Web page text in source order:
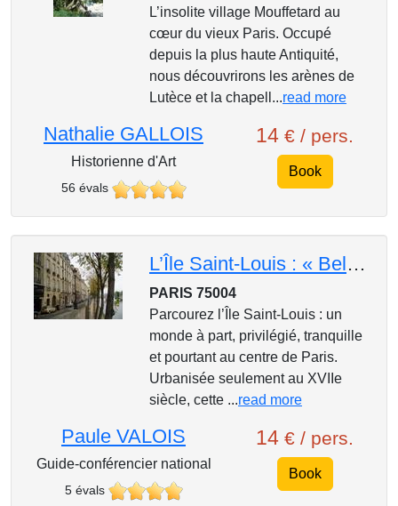
L’insolite village Mouffetard au
cœur du vieux Paris. Occupé
depuis la plus haute Antiquité,
nous découvrirons les arènes de
Lutèce et la chapell...read more
Nathalie GALLOIS
Historienne d'Art
56 évals
14 € / pers.
Book
L’Île Saint-Louis : « Belle-Île-en-Seine »
PARIS 75004
Parcourez l’Île Saint-Louis : un
monde à part, privilégié, tranquille
et pourtant au centre de Paris.
Urbanisée seulement au XVIIe
siècle, cette ...read more
Paule VALOIS
Guide-conférencier national
5 évals
14 € / pers.
Book